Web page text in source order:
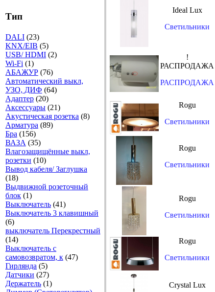
Тип
DALI (23)
KNX/EIB (5)
USB/ HDMI (2)
Wi-Fi (1)
АБАЖУР (76)
Автоматический выкл,
УЗО, ДИФ (64)
Адаптер (20)
Аксесcуары (21)
Акустическая розетка (8)
Арматура (89)
Бра (156)
ВАЗА (35)
Влагозащищённые выкл,
розетки (10)
Вывод кабеля/ Заглушка
(18)
Выдвижной розеточный
блок (1)
Выключатель (41)
Выключатель 3 клавишный
(6)
выключатель Перекрестный
(14)
Выключатель с
самовозвратом, к (47)
Гирлянда (5)
Датчики (27)
Держатель (1)
Ideal Lux
Светильники
!
РАСПРОДАЖА
РАСПРОДАЖА
Rogu
Светильники
Rogu
Светильники
Rogu
Светильники
Rogu
Светильники
Crystal Lux